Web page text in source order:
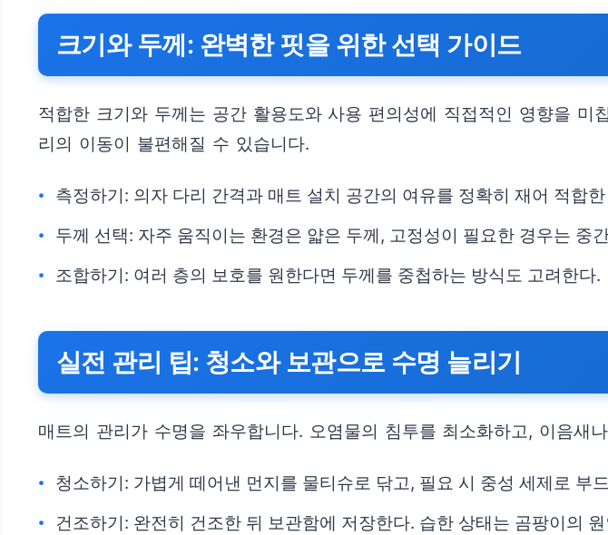
크기와 두께: 완벽한 핏을 위한 선택 가이드
적합한 크기와 두께는 공간 활용도와 사용 편의성에 직접적인 영향을
리의 이동이 불편해질 수 있습니다.
측정하기: 의자 다리 간격과 매트 설치 공간의 여유를 정확히 재어 적합
두께 선택: 자주 움직이는 환경은 얇은 두께, 고정성이 필요한 경우는 중
조합하기: 여러 층의 보호를 원한다면 두께를 중첩하는 방식도 고려한다.
실전 관리 팁: 청소와 보관으로 수명 늘리기
매트의 관리가 수명을 좌우합니다. 오염물의 침투를 최소화하고, 이음새
청소하기: 가볍게 떼어낸 먼지를 물티슈로 닦고, 필요 시 중성 세제로 부
건조하기: 완전히 건조한 뒤 보관함에 저장한다. 습한 상태는 곰팡이의